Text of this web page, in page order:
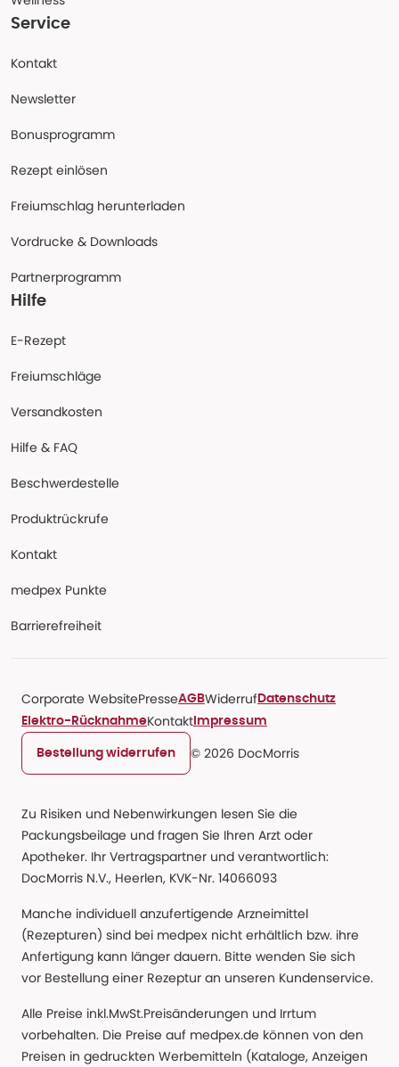
Service
Kontakt
Newsletter
Bonusprogramm
Rezept einlösen
Freiumschlag herunterladen
Vordrucke & Downloads
Partnerprogramm
Hilfe
E-Rezept
Freiumschläge
Versandkosten
Hilfe & FAQ
Beschwerdestelle
Produktrückrufe
Kontakt
medpex Punkte
Barrierefreiheit
Corporate WebsitePresseAGBWiderruf Datenschutz
Elektro-RücknahmeKontakt Impressum
Bestellung widerrufen © 2026 DocMorris
Zu Risiken und Nebenwirkungen lesen Sie die
Packungsbeilage und fragen Sie Ihren Arzt oder
Apotheker. Ihr Vertragspartner und verantwortlich:
DocMorris N.V., Heerlen, KVK-Nr. 14066093
Manche individuell anzufertigende Arzneimittel
(Rezepturen) sind bei medpex nicht erhältlich bzw. ihre
Anfertigung kann länger dauern. Bitte wenden Sie sich
vor Bestellung einer Rezeptur an unseren Kundenservice.
Alle Preise inkl.MwSt.Preisänderungen und Irrtum
vorbehalten. Die Preise auf medpex.de können von den
Preisen in gedruckten Werbemitteln (Kataloge, Anzeigen